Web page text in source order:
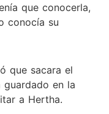
que conocerla,
conocía su
que sacara el
en la
a Hertha.